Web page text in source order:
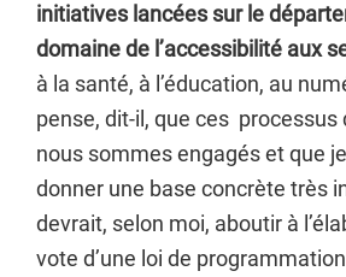
initiatives lancées sur le
domaine de l’accessibilité aux
à la santé, à l’éducation, au
pense, dit-il, que ces processus
nous sommes engagés et que
donner une base concrète très
devrait, selon moi, aboutir à
vote d’une loi de